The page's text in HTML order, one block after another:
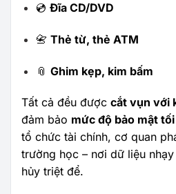
💿 Đĩa CD/DVD
📇 Thẻ từ, thẻ ATM
📎 Ghim kẹp, kim bấm
Tất cả đều được cắt vụn với
đảm bảo mức độ bảo mật
tổ chức tài chính, cơ quan
trường học – nơi dữ liệu
hủy triệt để.